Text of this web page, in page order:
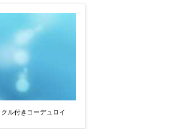
ル付きコーデュロイ